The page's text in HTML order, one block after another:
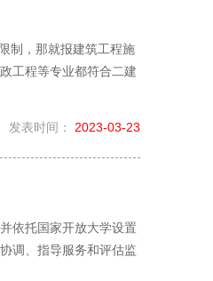
制，那就报建筑工程施
工程等专业都符合二建
发表时间： 2023-03-23
依托国家开放大学设置
调、指导服务和评估监